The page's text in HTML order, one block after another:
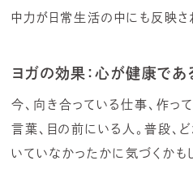
中力が日常生活の中にも反映さ
ヨガの効果： 心が健康であ
今、向き合っている仕事、作っ
言葉、目の前にいる人。普段、
いていなかったかに気づくかも